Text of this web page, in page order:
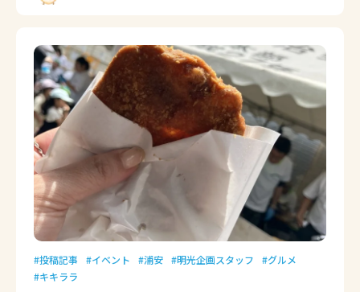
投稿記事 イベント 浦安 明光企画スタッフ
グルメ
キキララ